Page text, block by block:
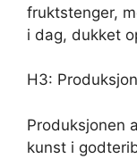
fruktstenger,
i dag, dukket
H3:
Produksjonen
kunst i